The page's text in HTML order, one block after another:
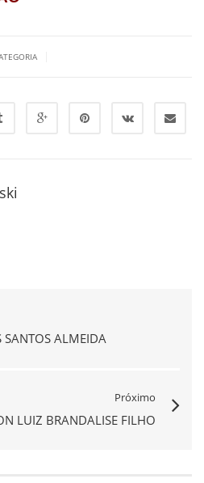
SANTOS ALMEIDA
Próximo
LUIZ BRANDALISE FILHO